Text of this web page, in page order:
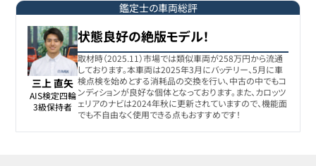
鑑定士の車両総評
三上 直矢
AIS検定四輪
3級保持者
状態良好の絶版モデル！
取材時（2025.11）市場では類似車両が258万円から流通
しております。本車両は2025年3月にバッテリー、5月に車
検点検を始めとする消耗品の交換を行い、中古の中でもコ
ンディションが良好な個体となっております。また、カロッツ
ェリアのナビは2024年秋に更新されていますので、機能面
でも不自由なく使用できる点もおすすめです！